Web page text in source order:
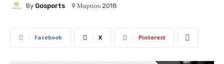
By Gosports 9 Μαρτίου 2018
Facebook X Pinterest